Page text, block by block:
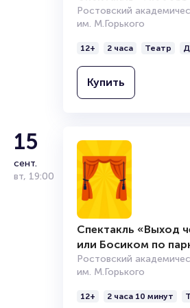
Ростовский
им. М.Горького
12+ 2 часа Театр
Купить
15
сент.
вт, 19:00
Спектакль «Выход
или Босиком по
Ростовский
им. М.Горького
12+ 2 часа 10 минут